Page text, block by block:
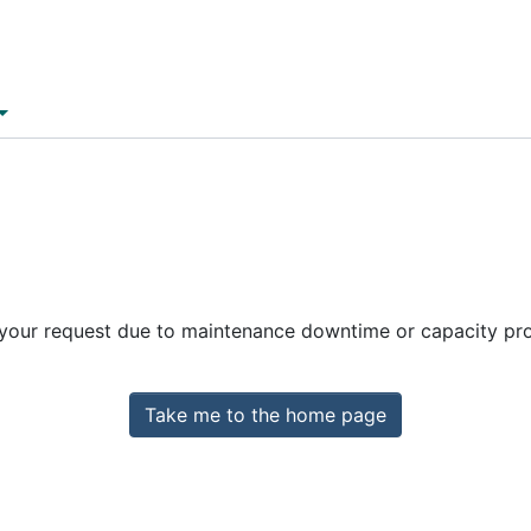
request due to maintenance downtime or capacity
Take me to the home page